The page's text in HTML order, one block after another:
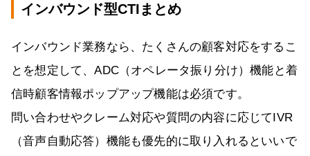
インバウンド型CTIまとめ
インバウンド業務なら、たくさんの顧客対応をするこ
とを想定して、ADC（オペレータ振り分け）機能と着
信時顧客情報ポップアップ機能は必須です。
問い合わせやクレーム対応や質問の内容に応じてIVR
（音声自動応答）機能も優先的に取り入れるといいで